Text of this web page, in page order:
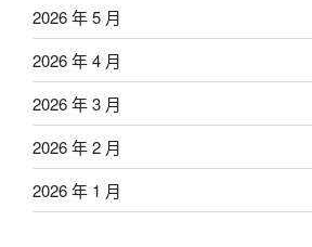
2026 年 5 月
2026 年 4 月
2026 年 3 月
2026 年 2 月
2026 年 1 月